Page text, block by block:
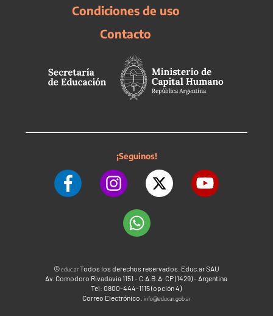
Condiciones de uso
Contacto
¡Seguinos!
©educ.arTodos los derechos reservados. Educ.ar SAU
Av. Comodoro Rivadavia 1151 - C.A.B.A. CP (1429) - Argentina
Tel: 0800-444-1115 (opción 4)
Correo Electrónico: info@educar.gob.ar